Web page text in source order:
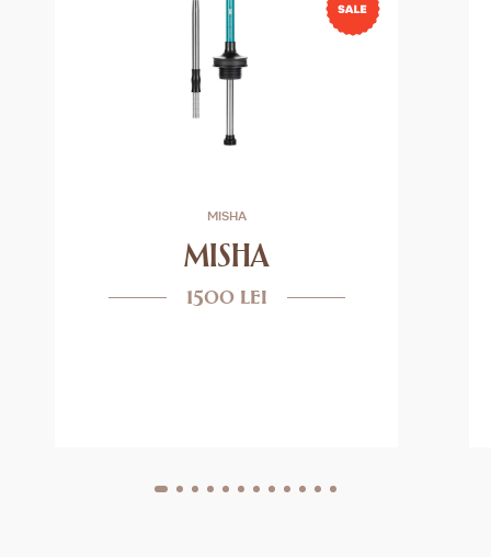
MISHA
MISHA
1500 lei